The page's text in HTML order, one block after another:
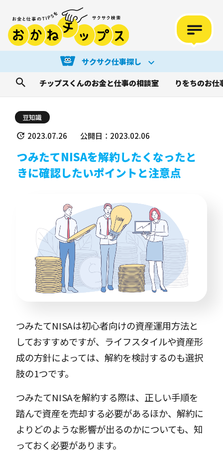
サクサク仕事探し
チップスくんのお金と仕事の相談室
りをちのお仕
豆知識
2023.07.26 公開日：2023.02.06
つみたてNISAを解約したくなったと
きに確認したいポイントと注意点
つみたてNISAは初心者向けの資産運用方法と
しておすすめですが、ライフスタイルや資産形
成の方針によっては、解約を検討するのも選択
肢の1つです。
つみたてNISAを解約する際は、正しい手順を
踏んで資産を売却する必要があるほか、解約に
よりどのような影響が出るのかについても、知
っておく必要があります。